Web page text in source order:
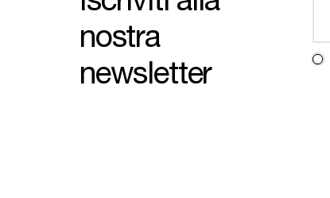
nostra
newsletter